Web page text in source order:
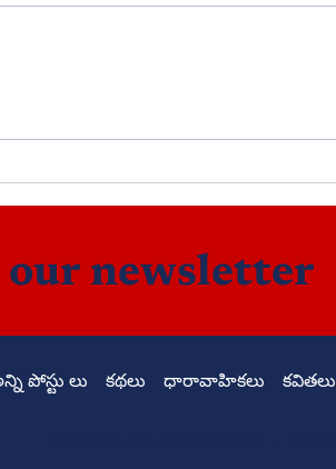
our newsletter
పోస్టు లు కథలు ధారావాహికలు కవితలు